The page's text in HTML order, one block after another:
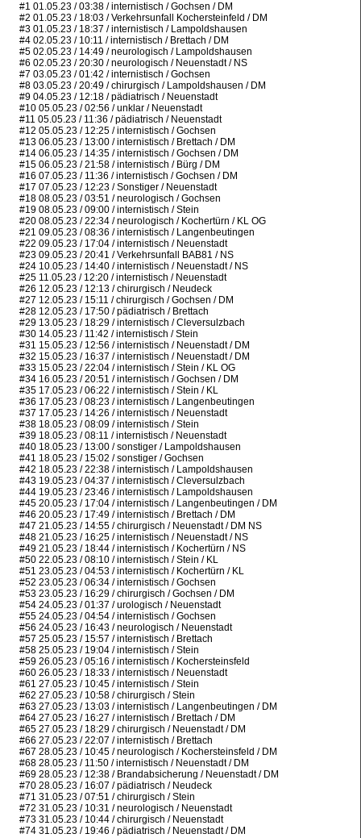
#1 01.05.23 / 03:38 / internistisch / Gochsen / DM
#2 01.05.23 / 18:03 / Verkehrsunfall Kochersteinfeld / DM
#3 01.05.23 / 18:37 / internistisch / Lampoldshausen
#4 02.05.23 / 10:11 / internistisch / Brettach / DM
#5 02.05.23 / 14:49 / neurologisch / Lampoldshausen
#6 02.05.23 / 20:30 / neurologisch / Neuenstadt / NS
#7 03.05.23 / 01:42 / internistisch / Gochsen
#8 03.05.23 / 20:49 / chirurgisch / Lampoldshausen / DM
#9 04.05.23 / 12:18 / pädiatrisch / Neuenstadt
#10 05.05.23 / 02:56 / unklar / Neuenstadt
#11 05.05.23 / 11:36 / pädiatrisch / Neuenstadt
#12 05.05.23 / 12:25 / internistisch / Gochsen
#13 06.05.23 / 13:00 / internistisch / Brettach / DM
#14 06.05.23 / 14:35 / internistisch / Gochsen / DM
#15 06.05.23 / 21:58 / internistisch / Bürg / DM
#16 07.05.23 / 11:36 / internistisch / Gochsen / DM
#17 07.05.23 / 12:23 / Sonstiger / Neuenstadt
#18 08.05.23 / 03:51 / neurologisch / Gochsen
#19 08.05.23 / 09:00 / internistisch / Stein
#20 08.05.23 / 22:34 / neurologisch / Kochertürn / KL OG
#21 09.05.23 / 08:36 / internistisch / Langenbeutingen
#22 09.05.23 / 17:04 / internistisch / Neuenstadt
#23 09.05.23 / 20:41 / Verkehrsunfall BAB81 / NS
#24 10.05.23 / 14:40 / internistisch / Neuenstadt / NS
#25 11.05.23 / 12:20 / internistisch / Neuenstadt
#26 12.05.23 / 12:13 / chirurgisch / Neudeck
#27 12.05.23 / 15:11 / chirurgisch / Gochsen / DM
#28 12.05.23 / 17:50 / pädiatrisch / Brettach
#29 13.05.23 / 18:29 / internistisch / Cleversulzbach
#30 14.05.23 / 11:42 / internistisch / Stein
#31 15.05.23 / 12:56 / internistisch / Neuenstadt / DM
#32 15.05.23 / 16:37 / internistisch / Neuenstadt / DM
#33 15.05.23 / 22:04 / internistisch / Stein / KL OG
#34 16.05.23 / 20:51 / internistisch / Gochsen / DM
#35 17.05.23 / 06:22 / internistisch / Stein / KL
#36 17.05.23 / 08:23 / internistisch / Langenbeutingen
#37 17.05.23 / 14:26 / internistisch / Neuenstadt
#38 18.05.23 / 08:09 / internistisch / Stein
#39 18.05.23 / 08:11 / internistisch / Neuenstadt
#40 18.05.23 / 13:00 / sonstiger / Lampoldshausen
#41 18.05.23 / 15:02 / sonstiger / Gochsen
#42 18.05.23 / 22:38 / internistisch / Lampoldshausen
#43 19.05.23 / 04:37 / internistisch / Cleversulzbach
#44 19.05.23 / 23:46 / internistisch / Lampoldshausen
#45 20.05.23 / 17:04 / internistisch / Langenbeutingen / DM
#46 20.05.23 / 17:49 / internistisch / Brettach / DM
#47 21.05.23 / 14:55 / chirurgisch / Neuenstadt / DM NS
#48 21.05.23 / 16:25 / internistisch / Neuenstadt / NS
#49 21.05.23 / 18:44 / internistisch / Kochertürn / NS
#50 22.05.23 / 08:10 / internistisch / Stein / KL
#51 23.05.23 / 04:53 / internistisch / Kochertürn / KL
#52 23.05.23 / 06:34 / internistisch / Gochsen
#53 23.05.23 / 16:29 / chirurgisch / Gochsen / DM
#54 24.05.23 / 01:37 / urologisch / Neuenstadt
#55 24.05.23 / 04:54 / internistisch / Gochsen
#56 24.05.23 / 16:43 / neurologisch / Neuenstadt
#57 25.05.23 / 15:57 / internistisch / Brettach
#58 25.05.23 / 19:04 / internistisch / Stein
#59 26.05.23 / 05:16 / internistisch / Kochersteinsfeld
#60 26.05.23 / 18:33 / internistisch / Neuenstadt
#61 27.05.23 / 10:45 / internistisch / Stein
#62 27.05.23 / 10:58 / chirurgisch / Stein
#63 27.05.23 / 13:03 / internistisch / Langenbeutingen / DM
#64 27.05.23 / 16:27 / internistisch / Brettach / DM
#65 27.05.23 / 18:29 / chirurgisch / Neuenstadt / DM
#66 27.05.23 / 22:07 / internistisch / Brettach
#67 28.05.23 / 10:45 / neurologisch / Kochersteinsfeld / DM
#68 28.05.23 / 11:50 / internistisch / Neuenstadt / DM
#69 28.05.23 / 12:38 / Brandabsicherung / Neuenstadt / DM
#70 28.05.23 / 16:07 / pädiatrisch / Neudeck
#71 31.05.23 / 07:51 / chirurgisch / Stein
#72 31.05.23 / 10:31 / neurologisch / Neuenstadt
#73 31.05.23 / 10:44 / chirurgisch / Neuenstadt
#74 31.05.23 / 19:46 / pädiatrisch / Neuenstadt / DM